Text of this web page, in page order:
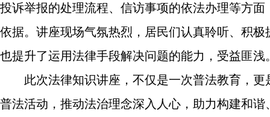
投诉举报的处理流程、信访事项的依法办理等方
依据。讲座现场气氛热烈，居民们认真聆听、积
也提升了运用法律手段解决问题的能力，受益匪浅
此次法律知识讲座，不仅是一次普法教育，
普法活动，推动法治理念深入人心，助力构建和